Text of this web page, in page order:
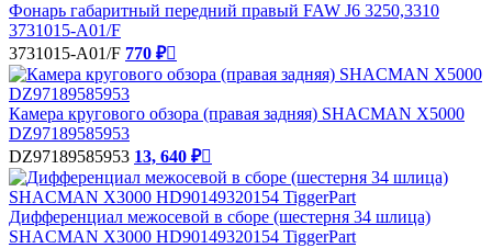
Фонарь габаритный передний правый FAW J6 3250,3310
3731015-A01/F
3731015-A01/F 770 ₽
Камера кругового обзора (правая задняя) SHACMAN X5000
DZ97189585953
DZ97189585953 13, 640 ₽
Дифференциал межосевой в сборе (шестерня 34 шлица)
SHACMAN X3000 HD90149320154 TiggerPart